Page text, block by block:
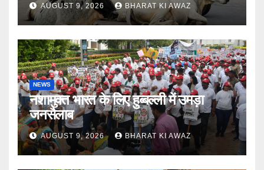
AUGUST 9, 2026 BHARAT KI AWAZ
NEWS
नशामुक्त भारत के लिए हुब्बल्ली में उमड़ा
जनसैलाब
AUGUST 9, 2026 BHARAT KI AWAZ